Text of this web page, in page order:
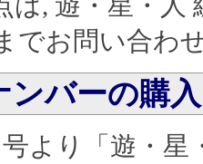
でお問い合わ
ンバーの購入
号より「遊・星